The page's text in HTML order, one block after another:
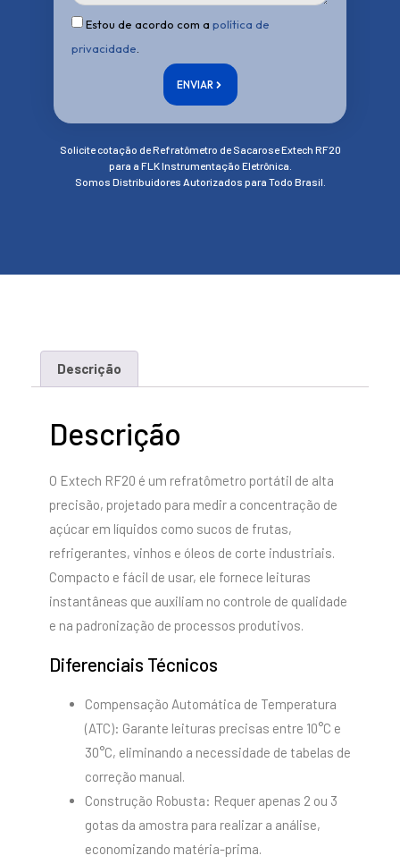
Estou de acordo com a política de
privacidade
ENVIAR
Solicite cotação de Refratômetro de Sacarose Extech RF20
para a FLK Instrumentação Eletrônica.
Somos Distribuidores Autorizados para Todo Brasil.
Descrição
Descrição
O Extech RF20 é um refratômetro portátil de alta
precisão, projetado para medir a concentração de
açúcar em líquidos como sucos de frutas,
refrigerantes, vinhos e óleos de corte industriais.
Compacto e fácil de usar, ele fornece leituras
instantâneas que auxiliam no controle de qualidade
e na padronização de processos produtivos.
Diferenciais Técnicos
Compensação Automática de Temperatura
(ATC): Garante leituras precisas entre 10°C e
30°C, eliminando a necessidade de tabelas de
correção manual.
Construção Robusta: Requer apenas 2 ou 3
gotas da amostra para realizar a análise,
economizando matéria-prima.